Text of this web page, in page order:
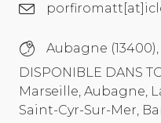
Aubagne
DISPONIBLE DANS
Marseille, Aubagne,
Saint-Cyr-Sur-Mer,